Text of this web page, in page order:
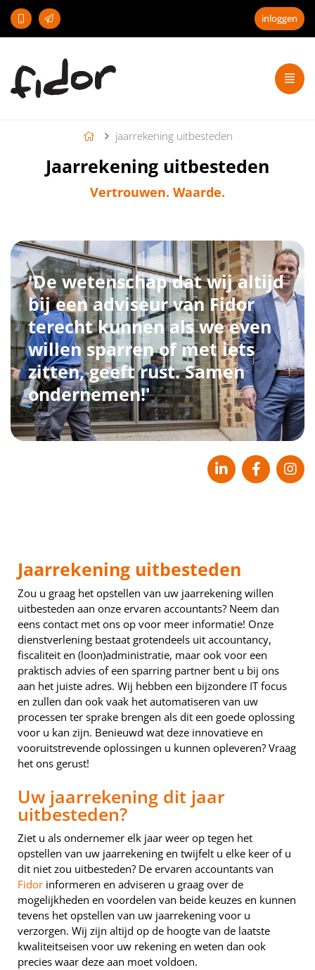
inloggen
jaarrekening uitbesteden
Jaarrekening uitbesteden
Vertrouwen. Waarde.
'De wetenschap dat wij altijd
bij een adviseur van Fidor
terecht kunnen als we even
willen sparren of met iets
zitten, geeft rust. Samen
ondernemen!'
Jaarrekening uitbesteden
Zou u graag het opstellen van uw jaarrekening willen
uitbesteden aan onze ervaren accountants? Neem dan
eens contact met ons op voor meer informatie! Onze
dienstverlening bestaat grotendeels uit accountancy,
fiscaliteit en (loon)administratie, maar ook voor een
praktisch advies of een sparring partner bent u bij ons
aan het juiste adres. Wij hebben een bijzondere IT focus
en zullen dan ook vaak het automatiseren van uw
processen ter sprake brengen als dit een goede oplossing
voor u kan zijn. Benieuwd wat deze innovatieve en
vooruitstrevende oplossingen u kunnen opleveren? Vraag
het ons gerust!
Uw jaarrekening dit jaar
uitbesteden?
Ziet u als ondernemer elk jaar weer op tegen het
opstellen van uw jaarrekening en twijfelt u elke keer of u
dit niet zou uitbesteden? De ervaren accountants van
Fidor informeren en adviseren u graag over de
mogelijkheden en voordelen van beide keuzes en kunnen
tevens het opstellen van uw jaarrekening voor u
verzorgen. Wij zijn altijd op de hoogte van de laatste
kwaliteitseisen voor uw rekening en weten dan ook
precies waar deze aan moet voldoen.